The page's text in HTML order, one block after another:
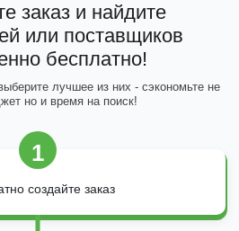
заказ и найдите
или поставщиков
бесплатно!
лучшее из них - сэкономьте не
но и время на поиск!
1
создайте заказ